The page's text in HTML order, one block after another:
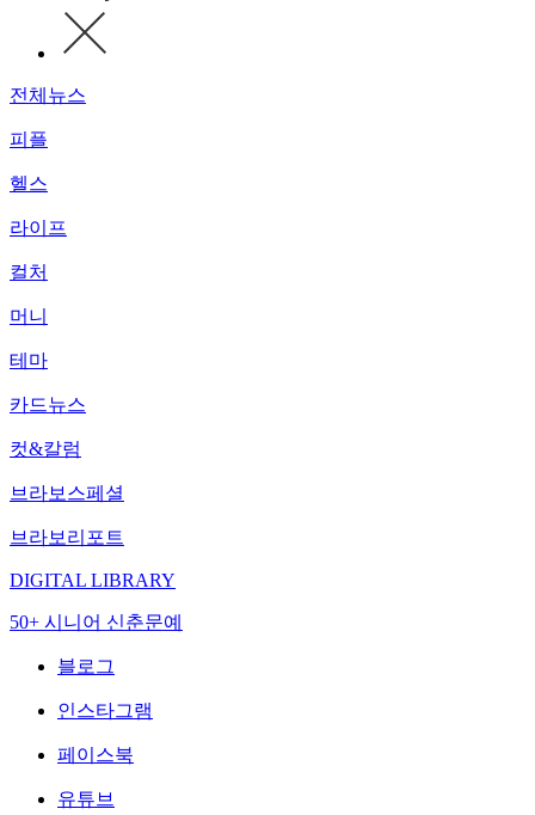
전체뉴스
피플
헬스
라이프
컬처
머니
테마
카드뉴스
컷&칼럼
브라보스페셜
브라보리포트
DIGITAL LIBRARY
50+ 시니어 신춘문예
블로그
인스타그램
페이스북
유튜브